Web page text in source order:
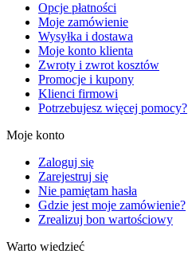
Opcje płatności
Moje zamówienie
Wysyłka i dostawa
Moje konto klienta
Zwroty i zwrot kosztów
Promocje i kupony
Klienci firmowi
Potrzebujesz więcej pomocy?
Moje konto
Zaloguj się
Zarejestruj się
Nie pamiętam hasła
Gdzie jest moje zamówienie?
Zrealizuj bon wartościowy
Warto wiedzieć